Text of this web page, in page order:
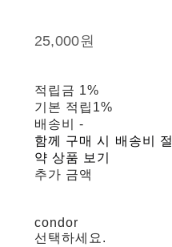
25,000원
적립금 1%
기본 적립 1%
배송비-
함께 구매 시 배송비 절
약 상품 보기
추가 금액
condor
선택하세요.